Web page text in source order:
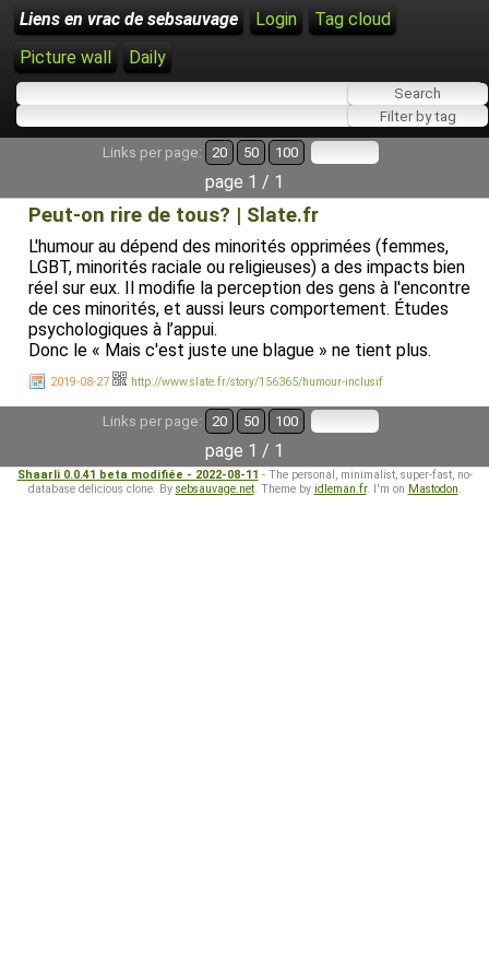
Liens en vrac de sebsauvage Login
Tag cloud
Picture wall
Daily
Links per page: 20 50 100
page 1 / 1
Peut-on rire de tous? | Slate.fr
L'humour au dépend des minorités opprimées (femmes,
LGBT, minorités raciale ou religieuses) a des impacts bien
réel sur eux. Il modifie la perception des gens à l'encontre
de ces minorités, et aussi leurs comportement. Études
psychologiques à l’appui.
Donc le « Mais c'est juste une blague » ne tient plus.
2019-08-27 http://www.slate.fr/story/156365/humour-inclusif
Links per page: 20 50 100
page 1 / 1
Shaarli 0.0.41 beta modifiée - 2022-08-11 - The personal, minimalist, super-fast, no-
database delicious clone. By sebsauvage.net. Theme by idleman.fr. I'm on Mastodon.